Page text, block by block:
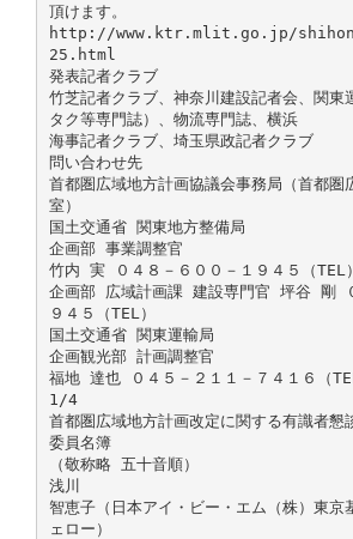
頂けます。
http://www.ktr.mlit.go.jp/shihon/
25.html
発表記者クラブ
竹芝記者クラブ、神奈川建設記者会、関東
タク等専門誌）、物流専門誌、横浜
海事記者クラブ、埼玉県政記者クラブ
問い合わせ先
首都圏広域地方計画協議会事務局（首都圏
室）
国土交通省 関東地方整備局
企画部 事業調整官
竹内 実 ０４８－６００－１９４５（TEL）
企画部 広域計画課 建設専門官 坪谷 剛
９４５（TEL）
国土交通省 関東運輸局
企画観光部 計画調整官
福地 達也 ０４５－２１１－７４１６（
1/4
首都圏広域地方計画改定に関する有識者懇
委員名簿
（敬称略 五十音順）
浅川
智恵子（日本アイ・ビー・エム（株）東
ェロー）